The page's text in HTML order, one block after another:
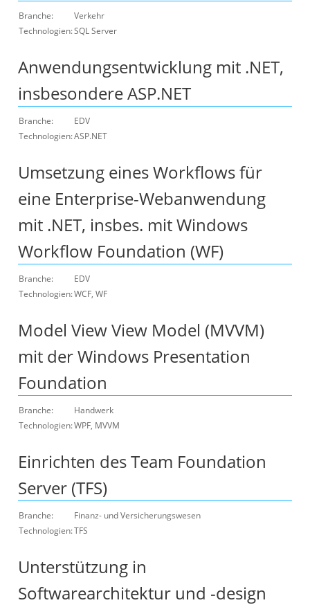
Branche:
Verkehr
Technologien:SQL Server
Anwendungsentwicklung mit .NET,
insbesondere ASP.NET
Branche:
EDV
Technologien:ASP.NET
Umsetzung eines Workflows für
eine Enterprise-Webanwendung
mit .NET, insbes. mit Windows
Workflow Foundation (WF)
Branche:
EDV
Technologien:WCF, WF
Model View View Model (MVVM)
mit der Windows Presentation
Foundation
Branche:
Handwerk
Technologien:WPF, MVVM
Einrichten des Team Foundation
Server (TFS)
Branche:
Finanz- und Versicherungswesen
Technologien:TFS
Unterstützung in
Softwarearchitektur und -design